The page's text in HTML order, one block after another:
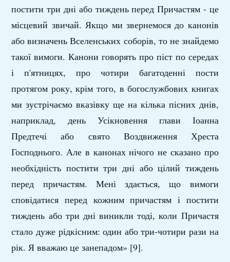
постити три дні або тиждень перед Причастям - це
місцевий звичай. Якщо ми звернемося до канонів
або визначень Вселенських соборів, то не знайдемо
такої вимоги. Канони говорять про піст по середах
і п'ятницях, про чотири багатоденні пости
протягом року, крім того, в богослужбових книгах
ми зустрічаємо вказівку ще на кілька пісних днів,
наприклад, день Усікновення глави Іоанна
Предтечі або свято Воздвиження Хреста
Господнього. Але в канонах нічого не сказано про
необхідність постити три дні або цілий тиждень
перед причастям. Мені здається, що вимоги
сповідатися перед кожним причастям і постити
тиждень або три дні виникли тоді, коли Причастя
стало дуже рідкісним: один або три-чотири рази на
рік. Я вважаю це занепадом» [9].